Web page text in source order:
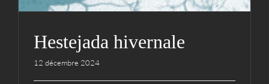
Hestejada hivernale
12 décembre 2024